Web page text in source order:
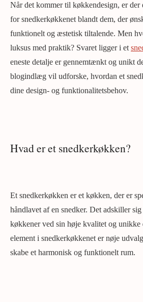
Når det kommer til køkkendesign, er der
for snedkerkøkkenet blandt dem, der
funktionelt og æstetisk tiltalende. Men
luksus med praktik? Svaret ligger i et
eneste detalje er gennemtænkt og unikt
blogindlæg vil udforske, hvordan et
dine design- og funktionalitetsbehov.
Hvad er et snedkerkøkken?
Et snedkerkøkken er et køkken, der er
håndlavet af en snedker. Det adskiller
køkkener ved sin høje kvalitet og unikke
element i snedkerkøkkenet er nøje
skabe et harmonisk og funktionelt rum.